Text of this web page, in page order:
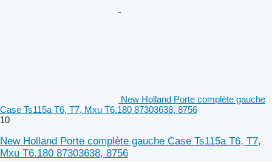
New Holland Porte complète gauche
Case Ts115a T6, T7, Mxu T6.180 87303638, 8756
10
New Holland Porte complète gauche Case Ts115a T6, T7,
Mxu T6.180 87303638, 8756